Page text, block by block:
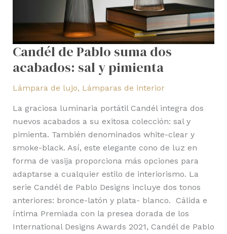
Candél de Pablo suma dos
acabados: sal y pimienta
Lámpara de lujo, Lámparas de interior
La graciosa luminaria portátil Candél integra dos
nuevos acabados a su exitosa colección: sal y
pimienta. También denominados white-clear y
smoke-black. Así, este elegante cono de luz en
forma de vasija proporciona más opciones para
adaptarse a cualquier estilo de interiorismo. La
serie Candél de Pablo Designs incluye dos tonos
anteriores: bronce-latón y plata- blanco. Cálida e
íntima Premiada con la presea dorada de los
International Designs Awards 2021, Candél de Pablo